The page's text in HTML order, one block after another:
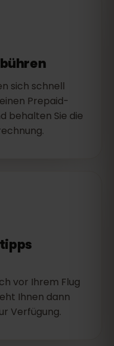
sich schnell
Prepaid-
behalten Sie die
vor Ihrem Flug
Ihnen dann
Verfügung.